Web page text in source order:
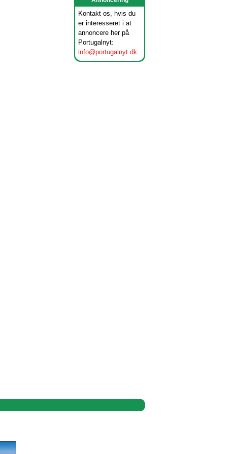
Kontakt os, hvis du
er interesseret i at
annoncere her på
Portugalnyt:
info@portugalnyt.dk